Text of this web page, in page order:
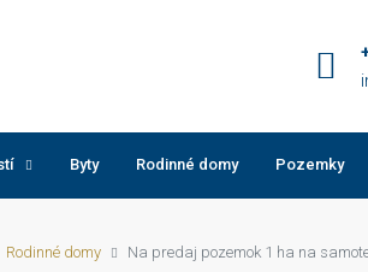
Byty Rodinné domy Pozemky
Rodinné domy Na predaj pozemok 1 ha na